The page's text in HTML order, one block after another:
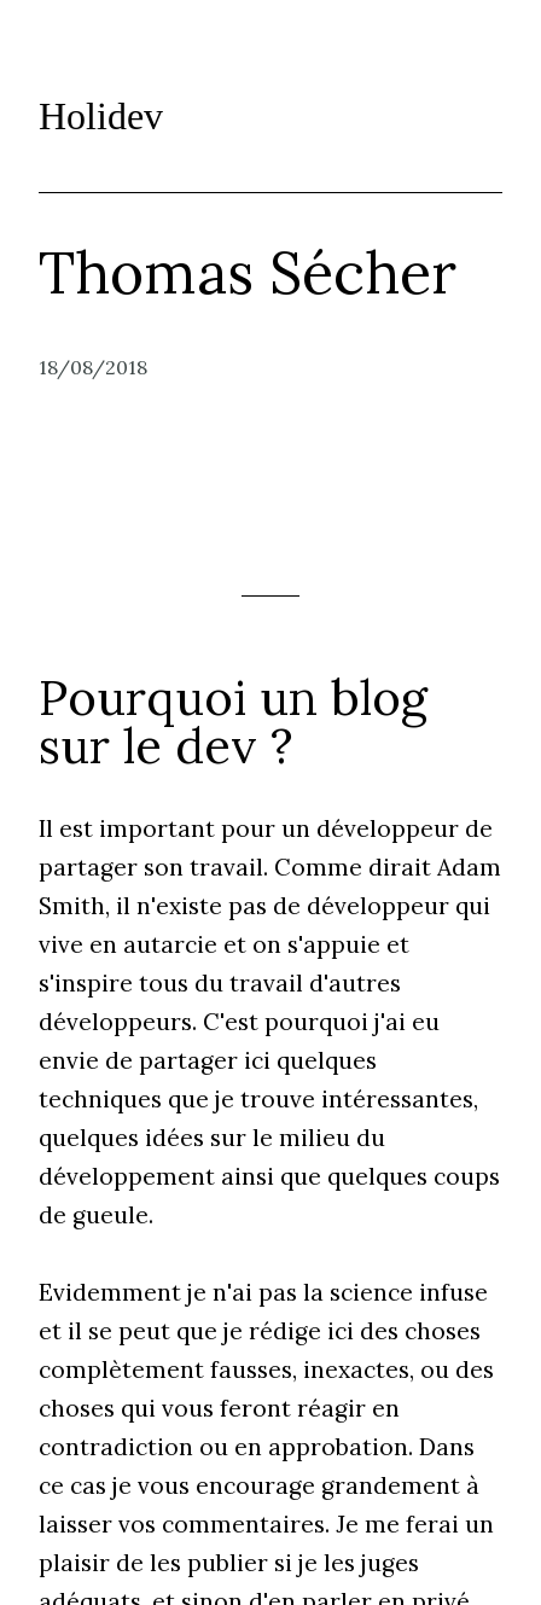
Holidev
Thomas Sécher
18/08/2018
Pourquoi un blog
sur le dev ?
Il est important pour un développeur de
partager son travail. Comme dirait Adam
Smith, il n'existe pas de développeur qui
vive en autarcie et on s'appuie et
s'inspire tous du travail d'autres
développeurs. C'est pourquoi j'ai eu
envie de partager ici quelques
techniques que je trouve intéressantes,
quelques idées sur le milieu du
développement ainsi que quelques coups
de gueule.
Evidemment je n'ai pas la science infuse
et il se peut que je rédige ici des choses
complètement fausses, inexactes, ou des
choses qui vous feront réagir en
contradiction ou en approbation. Dans
ce cas je vous encourage grandement à
laisser vos commentaires. Je me ferai un
plaisir de les publier si je les juges